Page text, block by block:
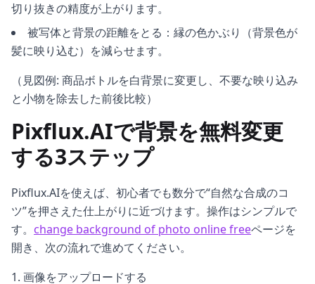
切り抜きの精度が上がります。
被写体と背景の距離をとる：縁の色かぶり（背景色が
髪に映り込む）を減らせます。
（見図例: 商品ボトルを白背景に変更し、不要な映り込み
と小物を除去した前後比較）
Pixflux.AIで背景を無料変更
する3ステップ
Pixflux.AIを使えば、初心者でも数分で“自然な合成のコ
ツ”を押さえた仕上がりに近づけます。操作はシンプルで
す。 change background of photo online freeページを
開き、次の流れで進めてください。
画像をアップロードする